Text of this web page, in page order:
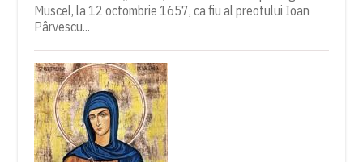
Muscel, la 12 octombrie 1657, ca fiu al preotului Ioan
Pârvescu...